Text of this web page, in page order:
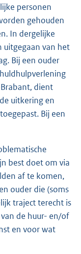
personen
gehouden
In dergelijke
van het
Bij een ouder
dient
uitkering en
Bij een
best doet om via
af te komen,
ouder die (soms
traject terecht is
de huur- en/of
en voor wat